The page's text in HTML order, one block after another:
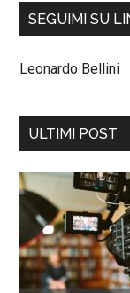
SEGUIMI SU
Leonardo Bellini
ULTIMI POST